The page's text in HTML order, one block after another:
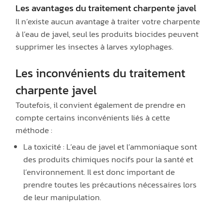
Les avantages du traitement charpente javel
Il n’existe aucun avantage à traiter votre charpente
à l’eau de javel, seul les produits biocides peuvent
supprimer les insectes à larves xylophages.
Les inconvénients du traitement
charpente javel
Toutefois, il convient également de prendre en
compte certains inconvénients liés à cette
méthode :
La toxicité : L’eau de javel et l’ammoniaque sont
des produits chimiques nocifs pour la santé et
l’environnement. Il est donc important de
prendre toutes les précautions nécessaires lors
de leur manipulation.